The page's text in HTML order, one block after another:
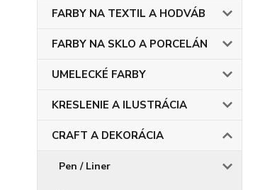
FARBY NA TEXTIL A HODVÁB
FARBY NA SKLO A PORCELÁN
UMELECKÉ FARBY
KRESLENIE A ILUSTRÁCIA
CRAFT A DEKORÁCIA
Pen / Liner